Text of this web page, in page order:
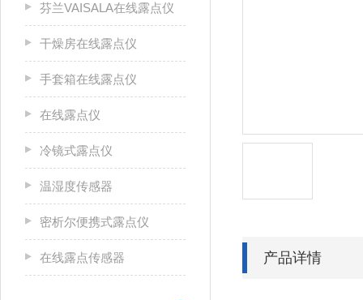
芬兰VAISALA在线露点仪
干燥房在线露点仪
手套箱在线露点仪
在线露点仪
冷镜式露点仪
温湿度传感器
密析尔便携式露点仪
在线露点传感器 产品详情